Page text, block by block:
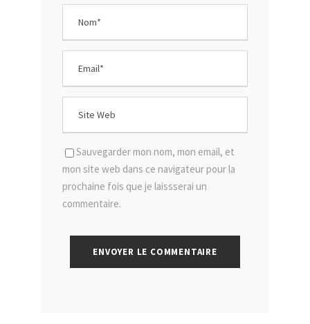
Sauvegarder mon nom, mon email, et
mon site web dans ce navigateur pour la
prochaine fois que je laissserai un
commentaire.